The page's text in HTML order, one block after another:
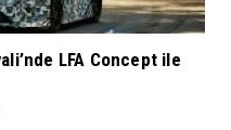
LFA Concept ile